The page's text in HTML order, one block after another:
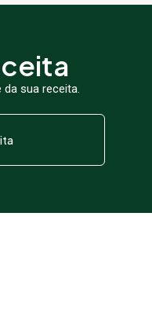
sua receita.